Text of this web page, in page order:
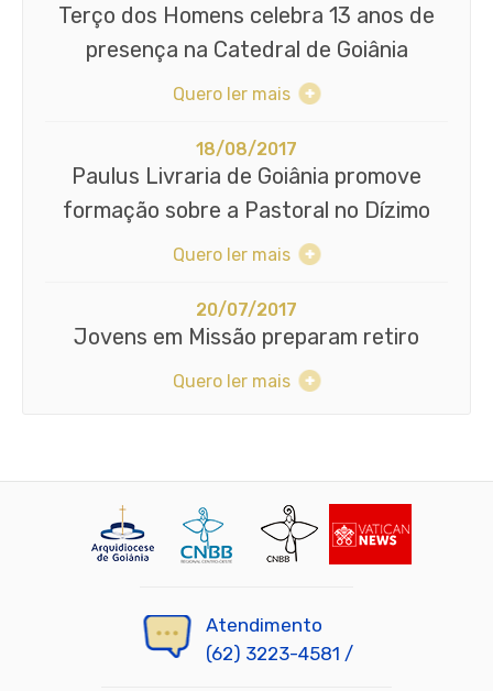
Terço dos Homens celebra 13 anos de
presença na Catedral de Goiânia
Quero ler mais
18/08/2017
Paulus Livraria de Goiânia promove
formação sobre a Pastoral no Dízimo
Quero ler mais
20/07/2017
Jovens em Missão preparam retiro
Quero ler mais
Atendimento
(62) 3223-4581 /